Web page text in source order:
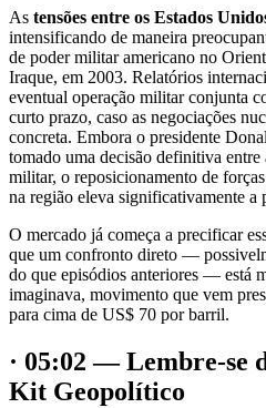
As tensões entre os Estados
intensificando de maneira
de poder militar americano no
Iraque, em 2003. Relatórios
eventual operação militar conjunta
curto prazo, caso as negociações
concreta. Embora o presidente
tomado uma decisão definitiva
militar, o reposicionamento de
na região eleva significativamente a
O mercado já começa a precificar
que um confronto direto —
do que episódios anteriores — está
imaginava, movimento que vem
para cima de US$ 70 por barril.
· 05:02 — Lembre-se
Kit Geopolítico